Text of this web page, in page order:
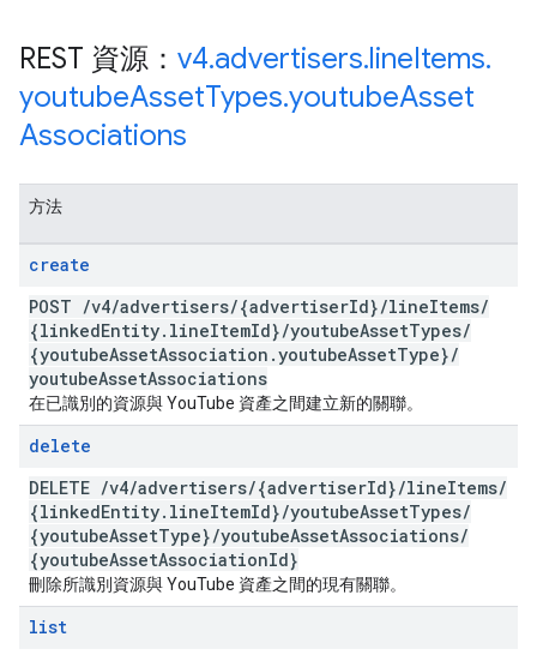
REST 資源： v4.advertisers.lineItems.
youtubeAssetTypes.youtubeAsset
Associations
方法
create
POST /v4/advertisers/{advertiserId}/lineItems/
{linkedEntity. lineItemId}/youtubeAssetTypes/
{youtubeAssetAssociation .youtubeAssetType}/
youtubeAssetAssociations
在已識別的資源與 YouTube 資產之間建立新的關聯。
delete
DELETE /v4/advertisers/{advertiserId}/lineItems/
{linkedEntity. lineItemId}/youtubeAssetTypes/
{youtubeAssetType}/youtubeAssetAssociations/
{youtubeAssetAssociationId}
刪除所識別資源與 YouTube 資產之間的現有關聯。
list